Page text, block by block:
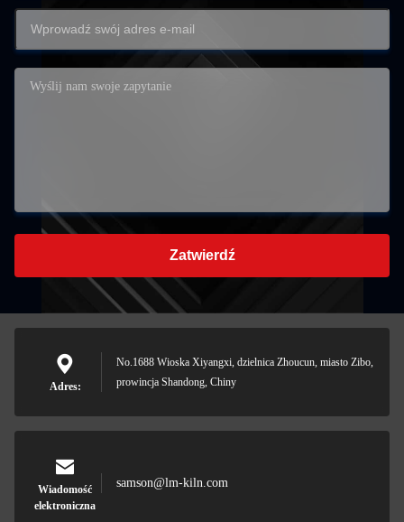
Zatwierdź
Adres:
No.1688 Wioska Xiyangxi, dzielnica Zhoucun, miasto Zibo,
prowincja Shandong, Chiny
Wiadomość
elektroniczna
samson@lm-kiln.com